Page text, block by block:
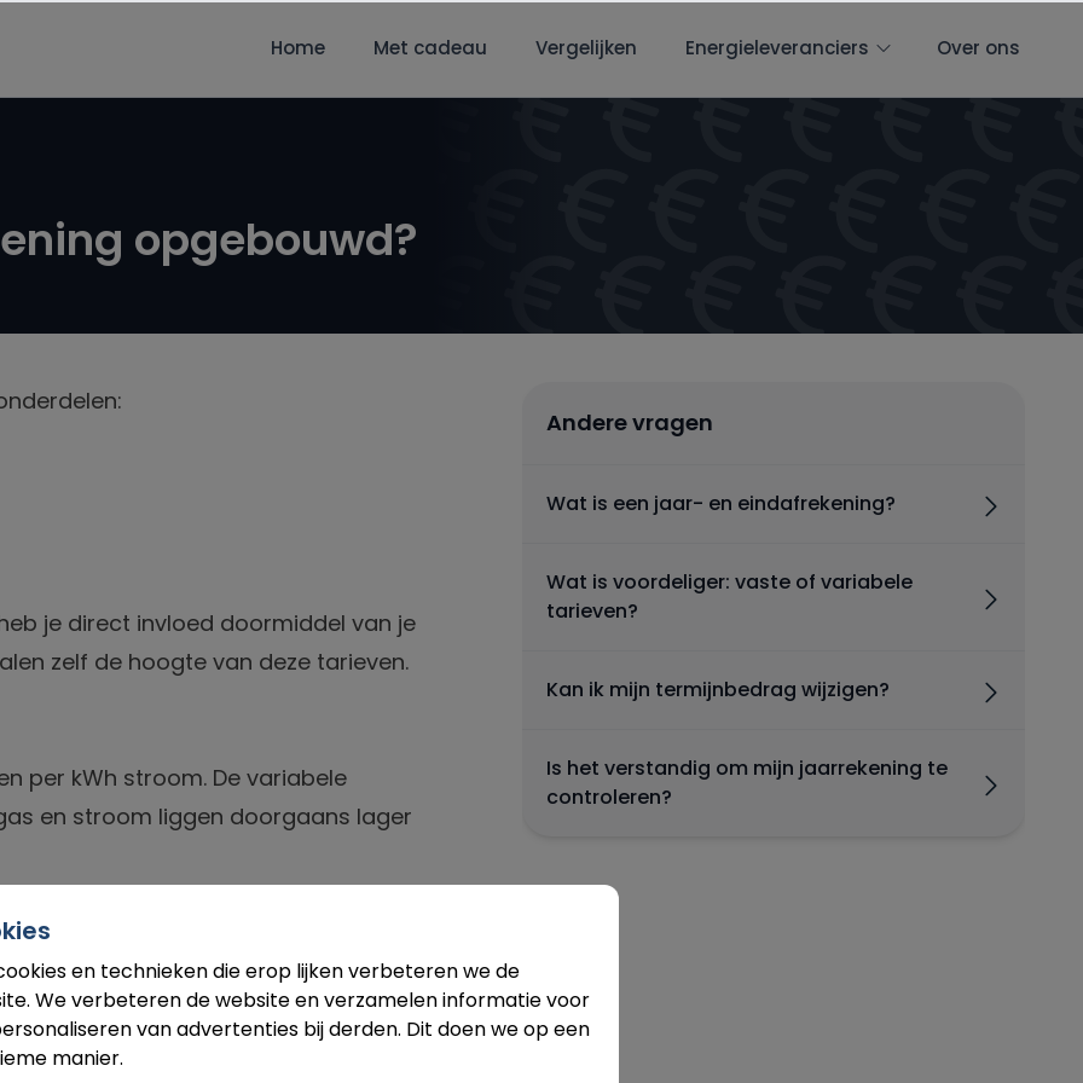
en technieken die erop lijken verbeteren we de
We verbeteren de website en verzamelen informatie voor
van advertenties bij derden. Dit doen we op een
manier.
Home Met cadeau Vergelijken Energieleveranciers Over ons
opgebouwd?
je direct invloed doormiddel van je
zelf de hoogte van deze tarieven.
per kWh stroom. De variabele
en stroom liggen doorgaans lager
je leverancier, dit kun je zien als een
als stroom een vast bedrag per
per leverancier.
Andere vragen
Wat is een jaar- en eindafrekening?
Wat is voordeliger: vaste of variabele
tarieven?
Kan ik mijn termijnbedrag wijzigen?
Is het verstandig om mijn jaarrekening te
controleren?